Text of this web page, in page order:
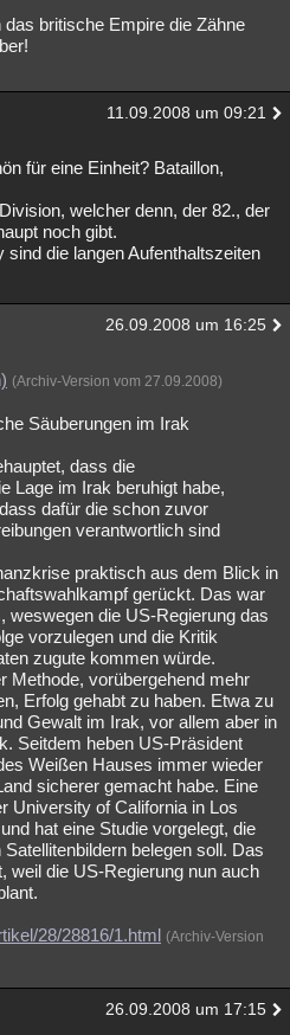
britische Empire die Zähne
11.09.2008 um 09:21
für eine Einheit? Bataillon,
welcher denn, der 82., der
noch gibt.
die langen Aufenthaltszeiten
26.09.2008 um 16:25
(Archiv-Version vom 27.09.2008)
Säuberungen im Irak
dass die
Lage im Irak beruhigt habe,
dafür die schon zuvor
verantwortlich sind
praktisch aus dem Blick in
gerückt. Das war
weswegen die US-Regierung das
vorzulegen und die Kritik
zugute kommen würde.
Methode, vorübergehend mehr
Erfolg gehabt zu haben. Etwa zu
Gewalt im Irak, vor allem aber in
Seitdem heben US-Präsident
Weißen Hauses immer wieder
sicherer gemacht habe. Eine
University of California in Los
hat eine Studie vorgelegt, die
belegen soll. Das
weil die US-Regierung nun auch
28/28816/1.html (Archiv-Version
26.09.2008 um 17:15